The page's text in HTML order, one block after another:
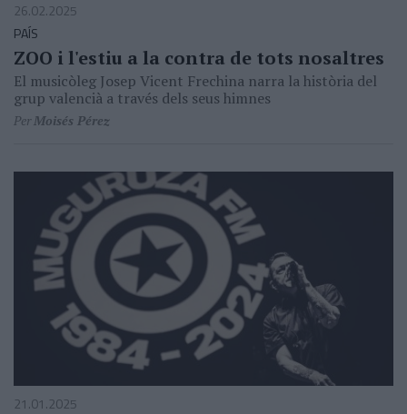
26.02.2025
PAÍS
ZOO i l'estiu a la contra de tots nosaltres
El musicòleg Josep Vicent Frechina narra la història del
grup valencià a través dels seus himnes
PerMoisés Pérez
21.01.2025